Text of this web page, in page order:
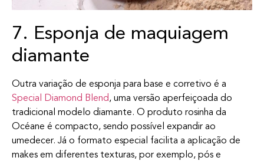
7. Esponja de maquiagem
diamante
Outra variação de esponja para base e corretivo é a
Special Diamond Blend, uma versão aperfeiçoada do
tradicional modelo diamante. O produto rosinha da
Océane é compacto, sendo possível expandir ao
umedecer. Já o formato especial facilita a aplicação de
makes em diferentes texturas, por exemplo, pós e